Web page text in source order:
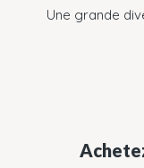
Une grande